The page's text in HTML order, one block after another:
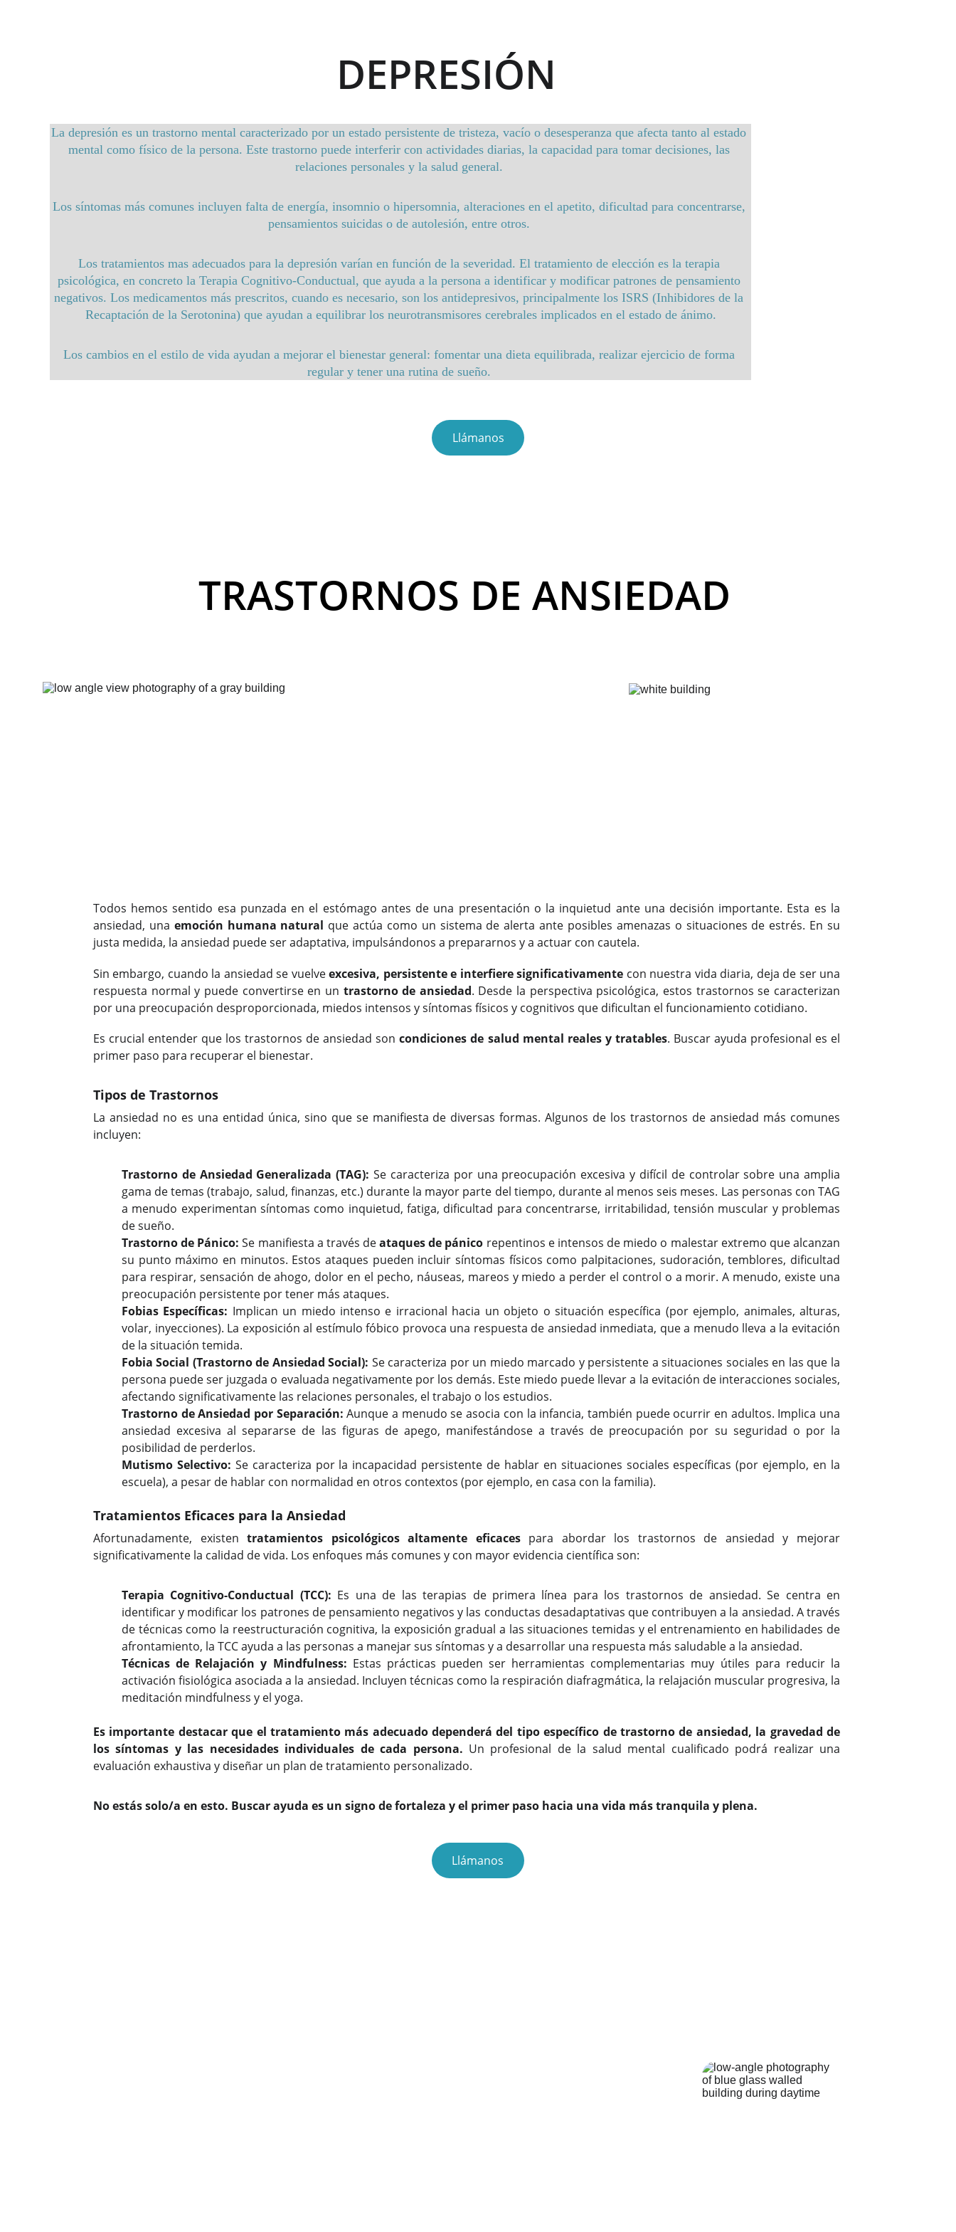
La depresión es un trastorno mental caracterizado por un estado persistente de tristeza, vacío o desesperanza que afecta tanto al estado
mental como físico de la persona. Este trastorno puede interferir con actividades diarias, la capacidad para tomar decisiones, las
relaciones personales y la salud general.
Los síntomas más comunes incluyen falta de energía, insomnio o hipersomnia, alteraciones en el apetito, dificultad para concentrarse,
pensamientos suicidas o de autolesión, entre otros.
Los tratamientos mas adecuados para la depresión varían en función de la severidad. El tratamiento de elección es la terapia
psicológica, en concreto la Terapia Cognitivo-Conductual, que ayuda a la persona a identificar y modificar patrones de pensamiento
negativos. Los medicamentos más prescritos, cuando es necesario, son los antidepresivos, principalmente los ISRS (Inhibidores de la
Recaptación de la Serotonina) que ayudan a equilibrar los neurotransmisores cerebrales implicados en el estado de ánimo.
Los cambios en el estilo de vida ayudan a mejorar el bienestar general: fomentar una dieta equilibrada, realizar ejercicio de forma
regular y tener una rutina de sueño.
DEPRESIÓN
Llámanos
TRASTORNOS DE ANSIEDAD
Todos hemos sentido esa punzada en el estómago antes de una presentación o la inquietud ante una decisión importante. Esta es la
ansiedad, una emoción humana natural que actúa como un sistema de alerta ante posibles amenazas o situaciones de estrés. En su
justa medida, la ansiedad puede ser adaptativa, impulsándonos a prepararnos y a actuar con cautela.
Sin embargo, cuando la ansiedad se vuelveexcesiva, persistente e interfiere significativamente con nuestra vida diaria, deja de ser una
respuesta normal y puede convertirse en un trastorno de ansiedad. Desde la perspectiva psicológica, estos trastornos se caracterizan
por una preocupación desproporcionada, miedos intensos y síntomas físicos y cognitivos que dificultan el funcionamiento cotidiano.
Es crucial entender que los trastornos de ansiedad soncondiciones de salud mental reales y tratables. Buscar ayuda profesional es el
primer paso para recuperar el bienestar.
Tipos de Trastornos
La ansiedad no es una entidad única, sino que se manifiesta de diversas formas. Algunos de los trastornos de ansiedad más comunes
incluyen:
Trastorno de Ansiedad Generalizada (TAG): Se caracteriza por una preocupación excesiva y difícil de controlar sobre una amplia
gama de temas (trabajo, salud, finanzas, etc.) durante la mayor parte del tiempo, durante al menos seis meses. Las personas con TAG
a menudo experimentan síntomas como inquietud, fatiga, dificultad para concentrarse, irritabilidad, tensión muscular y problemas
de sueño.
Trastorno de Pánico: Se manifiesta a través deataques de pánico repentinos e intensos de miedo o malestar extremo que alcanzan
su punto máximo en minutos. Estos ataques pueden incluir síntomas físicos como palpitaciones, sudoración, temblores, dificultad
para respirar, sensación de ahogo, dolor en el pecho, náuseas, mareos y miedo a perder el control o a morir. A menudo, existe una
preocupación persistente por tener más ataques.
Fobias Específicas: Implican un miedo intenso e irracional hacia un objeto o situación específica (por ejemplo, animales, alturas,
volar, inyecciones). La exposición al estímulo fóbico provoca una respuesta de ansiedad inmediata, que a menudo lleva a la evitación
de la situación temida.
Fobia Social (Trastorno de Ansiedad Social): Se caracteriza por un miedo marcado y persistente a situaciones sociales en las que la
persona puede ser juzgada o evaluada negativamente por los demás. Este miedo puede llevar a la evitación de interacciones sociales,
afectando significativamente las relaciones personales, el trabajo o los estudios.
Trastorno de Ansiedad por Separación: Aunque a menudo se asocia con la infancia, también puede ocurrir en adultos. Implica una
ansiedad excesiva al separarse de las figuras de apego, manifestándose a través de preocupación por su seguridad o por la
posibilidad de perderlos.
Mutismo Selectivo: Se caracteriza por la incapacidad persistente de hablar en situaciones sociales específicas (por ejemplo, en la
escuela), a pesar de hablar con normalidad en otros contextos (por ejemplo, en casa con la familia).
Tratamientos Eficaces para la Ansiedad
Afortunadamente, existentratamientos psicológicos altamente eficacespara abordar los trastornos de ansiedad y mejorar
significativamente la calidad de vida. Los enfoques más comunes y con mayor evidencia científica son:
Terapia Cognitivo-Conductual (TCC): Es una de las terapias de primera línea para los trastornos de ansiedad. Se centra en
identificar y modificar los patrones de pensamiento negativos y las conductas desadaptativas que contribuyen a la ansiedad. A través
de técnicas como la reestructuración cognitiva, la exposición gradual a las situaciones temidas y el entrenamiento en habilidades de
afrontamiento, la TCC ayuda a las personas a manejar sus síntomas y a desarrollar una respuesta más saludable a la ansiedad.
Técnicas de Relajación y Mindfulness: Estas prácticas pueden ser herramientas complementarias muy útiles para reducir la
activación fisiológica asociada a la ansiedad. Incluyen técnicas como la respiración diafragmática, la relajación muscular progresiva, la
meditación mindfulness y el yoga.
Es importante destacar que el tratamiento más adecuado dependerá del tipo específico de trastorno de ansiedad, la gravedad de
los síntomas y las necesidades individuales de cada persona. Un profesional de la salud mental cualificado podrá realizar una
evaluación exhaustiva y diseñar un plan de tratamiento personalizado.
No estás solo/a en esto. Buscar ayuda es un signo de fortaleza y el primer paso hacia una vida más tranquila y plena.
Llámanos